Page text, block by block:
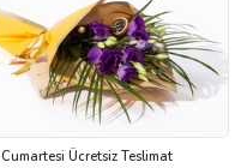
Cumartesi Ücretsiz Teslimat